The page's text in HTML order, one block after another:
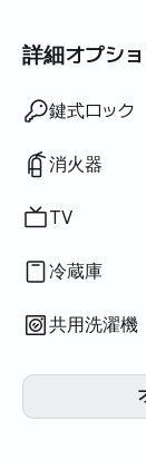
詳細オプシ
鍵式ロック
消火器
TV
冷蔵庫
共用洗濯機
エアコン
ダイニング
ソファ
利用不可:
デジタルドア
利用不可:
警備室・警
利用不可:
洗濯機
利用不可:
乾燥機
利用不可:
共用ガスコ
利用不可:
共用冷蔵庫
利用不可:
共用電子レ
利用不可:
共用乾燥機
利用不可:
追加寝具あり
利用不可:
ボイラー（
利用不可:
クローゼット
利用不可:
デスク
ドライヤー
遮光カーテン
食器用洗剤
布巾
スポンジ
掃除機
電気ケトル
炊飯器
調理器具（まな
鍋・フライパン
基本食器（皿・カ
屋外バーベキュー
プール
テラス
ハンガーラック
電気ボイラー
利用不可: バスタブ
利用不可: ウォシ
利用不可: 浄水シ
利用不可: ボディ
利用不可: シャン
利用不可: 石鹸
利用不可: トイレ
利用不可: 歯ブラシ
利用不可: 歯磨き粉
利用不可: タオル
利用不可: トッパ
利用不可: ブライ
利用不可: ほうき
利用不可: 洗濯洗
利用不可: 柔軟剤
利用不可: 生ごみ袋
利用不可: ごみ袋
利用不可: エレベ
利用不可: 無料フ
利用不可: 無料共
利用不可: スパ・
利用不可: ジャグ
利用不可: 座卓
利用不可: ソファ
利用不可: 扇風機
利用不可: 灯油暖
利用不可: LPGガス
利用不可: 再生可
利用不可: プロジ
利用不可: 有線イ
利用不可: 物干し
利用不可: アイロン
利用不可: 洗濯乾